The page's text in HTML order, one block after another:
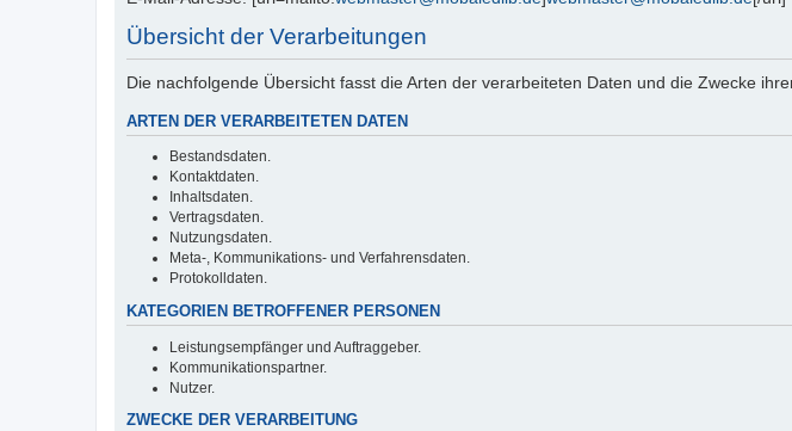
Übersicht der Verarbeitungen
Die nachfolgende Übersicht fasst die Arten der verarbeiteten Daten und die Zwecke
ARTEN DER VERARBEITETEN DATEN
Bestandsdaten.
Kontaktdaten.
Inhaltsdaten.
Vertragsdaten.
Nutzungsdaten.
Meta-, Kommunikations- und Verfahrensdaten.
Protokolldaten.
KATEGORIEN BETROFFENER PERSONEN
Leistungsempfänger und Auftraggeber.
Kommunikationspartner.
Nutzer.
ZWECKE DER VERARBEITUNG